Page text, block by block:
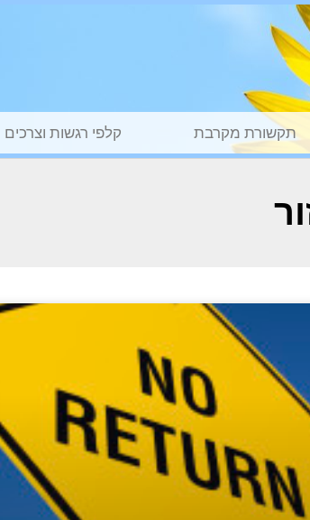
תקשורת מקרבת קלפי רגשות וצרכים